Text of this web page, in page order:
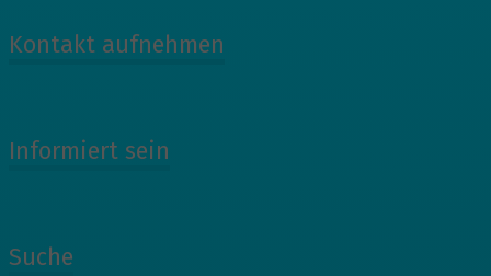
Kontakt aufnehmen
Informiert sein
Suche